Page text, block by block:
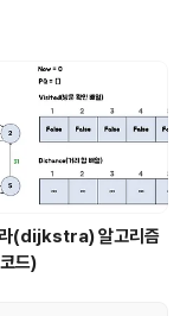
라(dijkstra) 알고리즘
드)